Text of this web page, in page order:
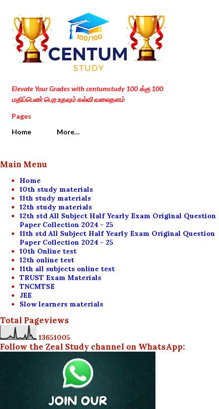
Skip to main content
Elevate Your Grades with centumstudy 100 க்கு 100
மதிப்பெண் பெற உதவும் கல்வி வலைதளம்
Pages
Home
More…
Main Menu
Home
10th study materials
11th study materials
12th study materials
12th std All Subject Half Yearly Exam Original Question
Paper Collection 2024 - 25
11th std All Subject Half Yearly Exam Original Question
Paper Collection 2024 - 25
10th Online test
12th online test
11th all subjects online test
TRUST Exam Materials
TNCMTSE
JEE
Slow learners materials
Total Pageviews
13651005
Follow the Zeal Study channel on WhatsApp: